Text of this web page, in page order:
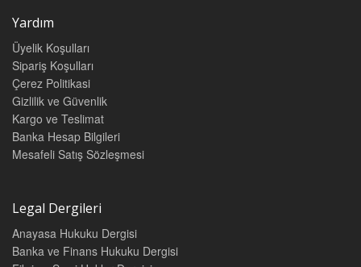
Yardım
Üyelik Koşulları
Sipariş Koşulları
Çerez Politikasi
Gizlilik ve Güvenlik
Kargo ve Teslimat
Banka Hesap Bilgileri
Mesafeli Satış Sözleşmesi
Legal Dergileri
Anayasa Hukuku Dergisi
Banka ve Finans Hukuku Dergisi